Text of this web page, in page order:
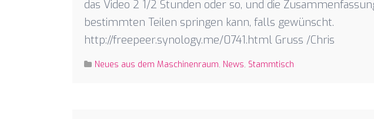
das Video 2 1/2 Stunden oder so, und die
bestimmten Teilen springen kann, falls gewünscht.
http://freepeer.synology.me/0741.html Gruss /Chris
Neues aus dem Maschinenraum, News, Stammtisch